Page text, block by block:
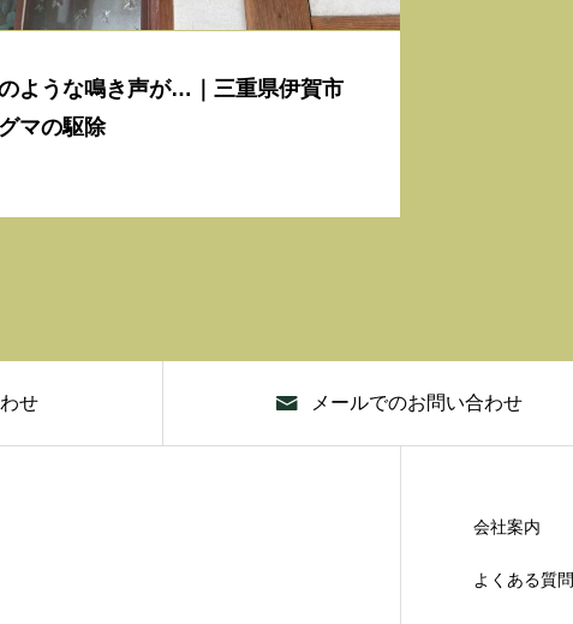
ような鳴き声が…｜三重県伊賀市
マの駆除
せ メールでのお問い合わせ
会社案内
よくある質問